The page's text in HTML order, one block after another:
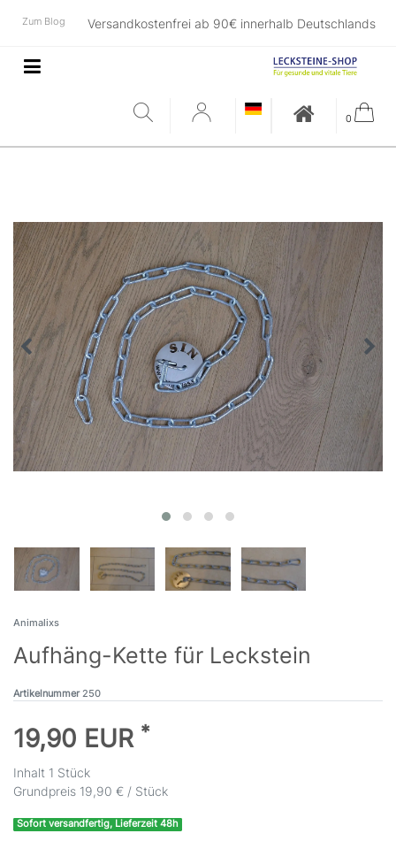
Zum Blog Versandkostenfrei ab 90€ innerhalb Deutschlands
0
Animalixs
Aufhäng-Kette für Leckstein
Artikelnummer250
19,90 EUR *
Inhalt 1 Stück
Grundpreis 19,90 € / Stück
Sofort versandfertig, Lieferzeit 48h